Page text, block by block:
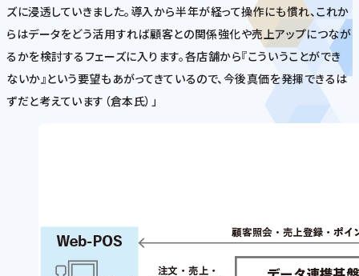
ズに浸透していきました。導入から半年が経って操作にも慣れ、これか
らはデータをどう活用すれば顧客との関係強化や売上アップにつなが
るかを検討するフェーズに入ります。各店舗から『こういうことができ
ないか』という要望もあがってきているので、今後真価を発揮できるは
ずだと考えています（倉本氏）」